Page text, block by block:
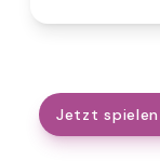
Jetzt